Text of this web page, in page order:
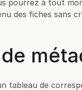
pourrez à tout
des fiches sans
tableau de